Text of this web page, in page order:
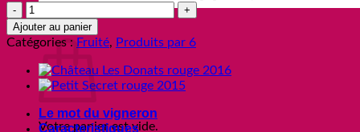
Panier
Votre panier est vide.
quantité
de
Château
Barrail
rouge
Ajouter au panier
Catégories : Fruité, Produits par 6
Le mot du vigneron
Caracteristiques